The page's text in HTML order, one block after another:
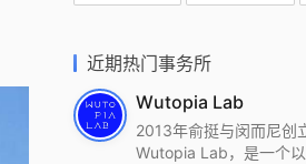
近期热门事务所
Wutopia Lab
2013年俞挺与闵而尼创
Wutopia Lab，是一个